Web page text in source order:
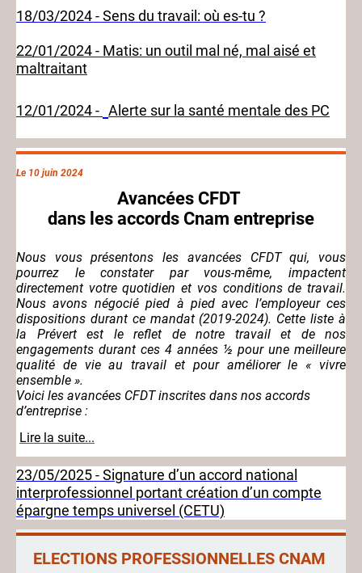
18/03/2024 - Sens du travail: où es-tu ?
22/01/2024 - Matis: un outil mal né, mal aisé et
maltraitant
12/01/2024 - Alerte sur la santé mentale des PC
Le 10 juin 2024
Avancées CFDT
dans les accords Cnam entreprise
Nous vous présentons les avancées CFDT qui, vous
pourrez le constater par vous-même, impactent
directement votre quotidien et vos conditions de travail.
Nous avons négocié pied à pied avec l’employeur ces
dispositions durant ce mandat (2019-2024). Cette liste à
la Prévert est le reflet de notre travail et de nos
engagements durant ces 4 années ½ pour une meilleure
qualité de vie au travail et pour améliorer le « vivre
ensemble ».
Voici les avancées CFDT inscrites dans nos accords
d’entreprise :
Lire la suite...
23/05/2025 - Signature d’un accord national
interprofessionnel portant création d’un compte
épargne temps universel (CETU)
ELECTIONS PROFESSIONNELLES CNAM